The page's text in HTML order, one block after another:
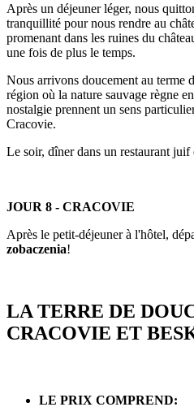
Après un déjeuner léger, nous
tranquillité pour nous rendre au
promenant dans les ruines du
une fois de plus le temps.
Nous arrivons doucement au terme
région où la nature sauvage règne
nostalgie prennent un sens
Cracovie.
Le soir, dîner dans un restaurant
JOUR 8 - CRACOVIE
Après le petit-déjeuner à l'hôtel,
zobaczenia!
LA TERRE DE
CRACOVIE ET
LE PRIX COMPREND: